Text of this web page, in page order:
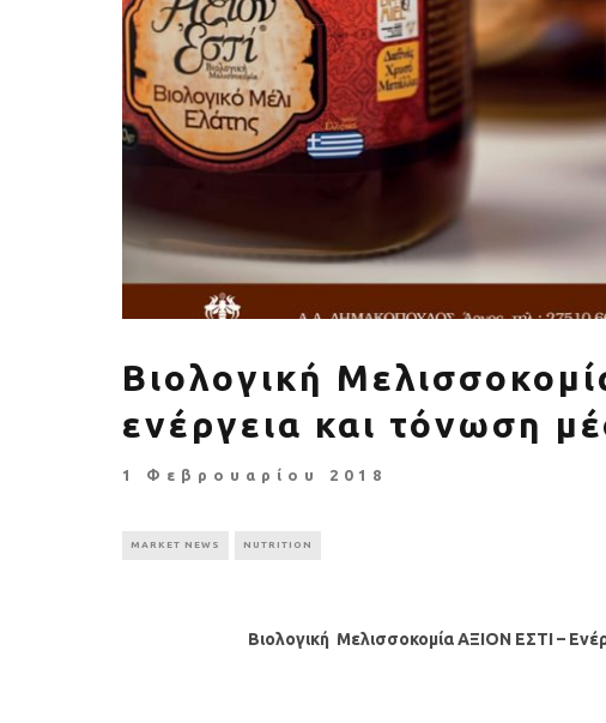
Βιολογική
ενέργεια και τόνωση
1 Φεβρουαρίου 2018
MARKET NEWS NUTRITION
Βιολογική Μελισσοκομία ΑΞΙΟΝ ΕΣΤΙ –
Πέθανε ο «πατέρας του
αιώνα», Dick Hoyt που έτρεχε
με τον ανάπηρο γιο του
Αύξηση ζήτησης
γυμναστικής για
να